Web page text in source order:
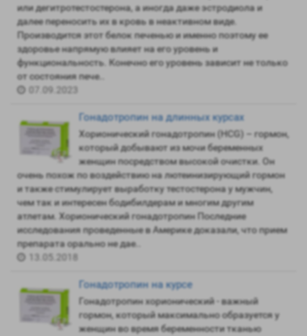
или дегитротестостерона, а иногда даже эстродиола и
далее переносить их в кровь в неактивном виде.
Производится этот белок печенью и именно поэтому ее
здоровье напрямую влияет на его уровень и
функциональность. Конечно его уровень зависит не только
от состояния пече..
07.09.2023
Гонадотропин на длинных курсах
Хорионический гонадотропин (HCG) – гормон,
который добывают из мочи беременных
женщин посредством высокой очистки. Он
очень похож по воздействию на лютеинизирующий гормон
и также стимулирует выработку тестостерона у мужчин,
чем так и интересен бодибилдерам и многим другим
атлетам. Хорионический гонадотропин Последние
исследования проведенные в Америке доказали, что прием
препарата орально не дае..
13.05.2018
Гонадотропин на курсе
Гонадотропин хорионический - важный
гормон, который максимально образуется у
женщин во время беременности тканью